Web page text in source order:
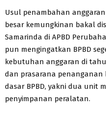
Usul penambahan anggaran
besar kemungkinan bakal
Samarinda di APBD
pun mengingatkan BPBD
kebutuhan anggaran di
dan prasarana
dasar BPBD, yakni dua unit
penyimpanan peralatan.